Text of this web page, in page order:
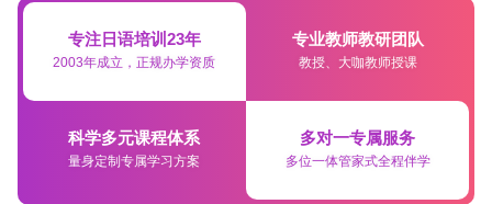
专注日语培训23年
2003年成立，正规办学资质
专业教师教研团队
教授、大咖教师授课
科学多元课程体系
量身定制专属学习方案
多对一专属服务
多位一体管家式全程伴学